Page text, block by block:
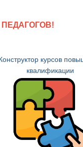
курсов
квалификации